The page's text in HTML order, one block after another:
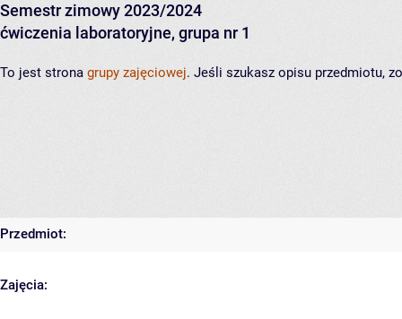
Semestr zimowy 2023/2024
ćwiczenia laboratoryjne, grupa nr 1
To jest strona grupy zajęciowej. Jeśli szukasz opisu przedmiotu,
Przedmiot:
Zajęcia: